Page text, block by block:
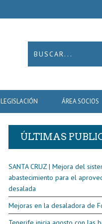
LEGISLACIÓN ÁREA SOCIOS
ÚLTIMAS
SANTA CRUZ | Mejora del
abastecimiento para el
desalada
Mejoras en la desaladora de